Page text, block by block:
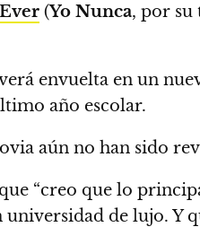
(Yo Nunca, por su
verá envuelta en un
año escolar.
aún no han sido
“creo que lo
de lujo. Y